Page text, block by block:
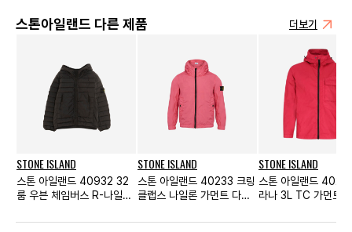
스톤아일랜드 다른 제품 더보기
STONE ISLAND
스톤 아일랜드 40932 32
룸 우븐 체임버스 R-나일론
랙 - 22FW 키즈
STONE ISLAND
스톤 아일랜드 40233 크링
클랩스 나일론 가먼트 다이
22SS 키즈
STONE ISLAND
스톤 아일랜드
라나 3L TC 가먼트